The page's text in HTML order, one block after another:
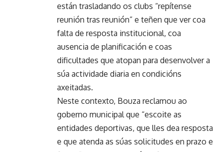
están trasladando os clubs “repítense
reunión tras reunión” e teñen que ver coa
falta de resposta institucional, coa
ausencia de planificación e coas
dificultades que atopan para desenvolver a
súa actividade diaria en condicións
axeitadas.
Neste contexto, Bouza reclamou ao
goberno municipal que “escoite as
entidades deportivas, que lles dea resposta
e que atenda as súas solicitudes en prazo e